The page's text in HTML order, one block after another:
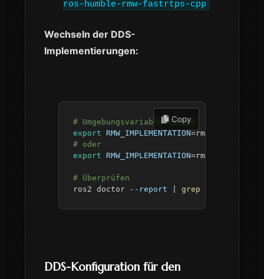
ros-humble-rmw-fastrtps-cpp
Wechseln der DDS-
Implementierungen:
Copy
# Umgebungsvariable setzen
export
RMW_IMPLEMENTATION=
# oder
export
RMW_IMPLEMENTATION=
# Überprüfen
ros2 doctor
--report grep
DDS-Konfiguration für den